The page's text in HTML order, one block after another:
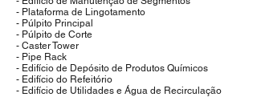
- Plataforma de Lingotamento
- Púlpito Principal
- Púlpito de Corte
- Caster Tower
- Pipe Rack
- Edifício de Depósito de Produtos Químicos
- Edifício do Refeitório
- Edifício de Utilidades e Água de Recirculação